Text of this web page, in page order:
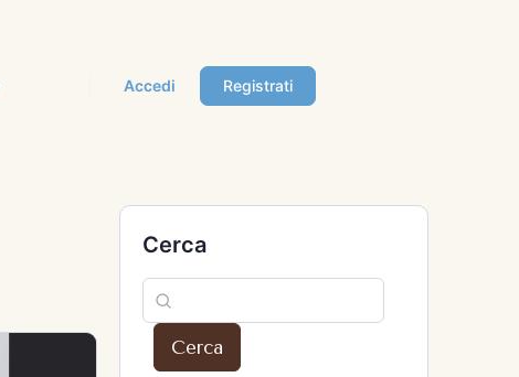
Accedi Registrati
Cerca
Cerca